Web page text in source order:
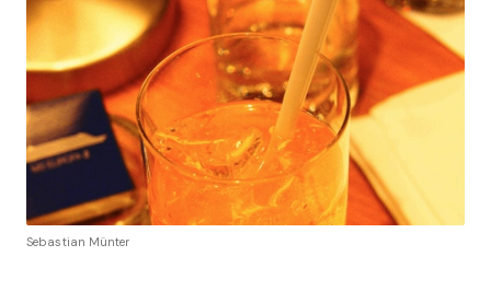
Sebastian Münter